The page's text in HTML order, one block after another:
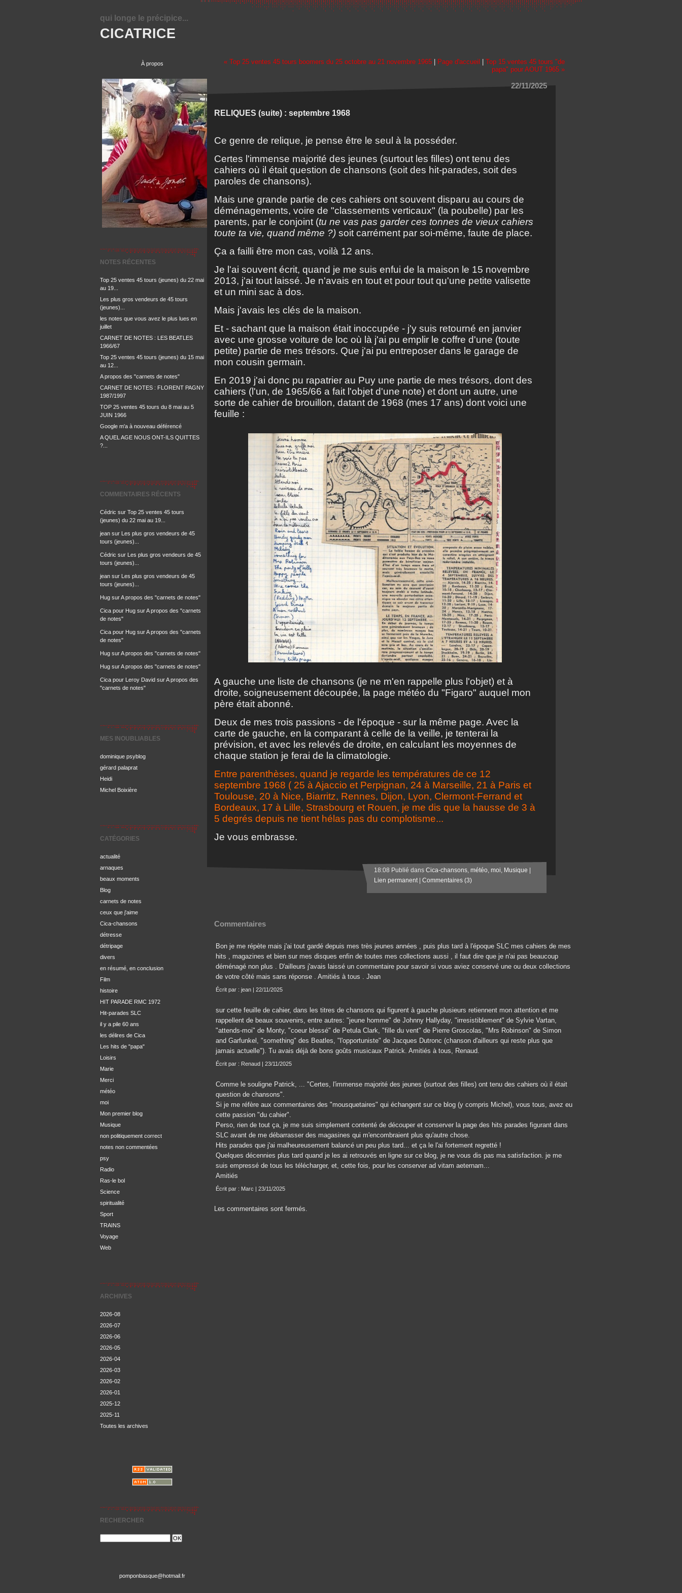
CICATRICE
qui longe le précipice...
À propos
NOTES RÉCENTES
Top 25 ventes 45 tours (jeunes) du 22 mai
au 19...
Les plus gros vendeurs de 45 tours
(jeunes)...
les notes que vous avez le plus lues en
juillet
CARNET DE NOTES : LES BEATLES
1966/67
Top 25 ventes 45 tours (jeunes) du 15 mai
au 12...
A propos des "carnets de notes"
CARNET DE NOTES : FLORENT PAGNY
1987/1997
TOP 25 ventes 45 tours du 8 mai au 5
JUIN 1966
Google m'a à nouveau déférencé
A QUEL AGE NOUS ONT-ILS QUITTES
?...
COMMENTAIRES RÉCENTS
Cédric sur Top 25 ventes 45 tours
(jeunes) du 22 mai au 19...
jean sur Les plus gros vendeurs de 45
tours (jeunes)...
Cédric sur Les plus gros vendeurs de 45
tours (jeunes)...
jean sur Les plus gros vendeurs de 45
tours (jeunes)...
Hug surA propos des "carnets de notes"
Cica pour Hug surA propos des "carnets
de notes"
Cica pour Hug surA propos des "carnets
de notes"
Hug surA propos des "carnets de notes"
Hug surA propos des "carnets de notes"
Cica pour Leroy David surA propos des
"carnets de notes"
MES INOUBLIABLES
dominique psyblog
gérard palaprat
Heidi
Michel Boixière
CATÉGORIES
actualité
arnaques
beaux moments
Blog
carnets de notes
ceux que j'aime
Cica-chansons
détresse
détripage
divers
en résumé, en conclusion
Film
histoire
HIT PARADE RMC 1972
Hit-parades SLC
il y a pile 60 ans
les délires de Cica
Les hits de "papa"
Loisirs
Marie
Merci
météo
moi
Mon premier blog
Musique
non politiquement correct
notes non commentées
psy
Radio
Ras-le bol
Science
spiritualité
Sport
TRAINS
Voyage
Web
ARCHIVES
2026-08
2026-07
2026-06
2026-05
2026-04
2026-03
2026-02
2026-01
2025-12
2025-11
Toutes les archives
RECHERCHER
pomponbasque@hotmail.fr
« Top 25 ventes 45 tours boomers du 25 octobre au 21 novembre 1965 Page d'accueil
Top 15 ventes 45 tours "de
papa" pour AOUT 1965 »
22/11/2025
RELIQUES (suite) : septembre 1968
Ce genre de relique, je pense être le seul à la posséder.
Certes l'immense majorité des jeunes (surtout les filles) ont tenu des
cahiers où il était question de chansons (soit des hit-parades, soit des
paroles de chansons).
Mais une grande partie de ces cahiers ont souvent disparu au cours de
déménagements, voire de "classements verticaux" (la poubelle) par les
parents, par le conjoint (tu ne vas pas garder ces tonnes de vieux cahiers
toute ta vie, quand même ?) soit carrément par soi-même, faute de place.
Ça a failli être mon cas, voilà 12 ans.
Je l'ai souvent écrit, quand je me suis enfui de la maison le 15 novembre
2013, j'ai tout laissé. Je n'avais en tout et pour tout qu'une petite valisette
et un mini sac à dos.
Mais j'avais les clés de la maison.
Et - sachant que la maison était inoccupée - j'y suis retourné en janvier
avec une grosse voiture de loc où là j'ai pu emplir le coffre d'une (toute
petite) partie de mes trésors. Que j'ai pu entreposer dans le garage de
mon cousin germain.
En 2019 j'ai donc pu rapatrier au Puy une partie de mes trésors, dont des
cahiers (l'un, de 1965/66 a fait l'objet d'une note) et dont un autre, une
sorte de cahier de brouillon, datant de 1968 (mes 17 ans) dont voici une
feuille :
A gauche une liste de chansons (je ne m'en rappelle plus l'objet) et à
droite, soigneusement découpée, la page météo du "Figaro" auquel mon
père était abonné.
Deux de mes trois passions - de l'époque - sur la même page. Avec la
carte de gauche, en la comparant à celle de la veille, je tenterai la
prévision, et avec les relevés de droite, en calculant les moyennes de
chaque station je ferai de la climatologie.
Entre parenthèses, quand je regarde les températures de ce 12
septembre 1968 ( 25 à Ajaccio et Perpignan, 24 à Marseille, 21 à Paris et
Toulouse, 20 à Nice, Biarritz, Rennes, Dijon, Lyon, Clermont-Ferrand et
Bordeaux, 17 à Lille, Strasbourg et Rouen, je me dis que la hausse de 3 à
5 degrés depuis ne tient hélas pas du complotisme...
Je vous embrasse.
18:08 Publié dans Cica-chansons, météo, moi, Musique
Lien permanent| Commentaires (3)
Commentaires
Bon je me répète mais j'ai tout gardé depuis mes très jeunes années , puis plus tard à l'époque SLC mes cahiers de mes
hits , magazines et bien sur mes disques enfin de toutes mes collections aussi , il faut dire que je n'ai pas beaucoup
déménagé non plus . D'ailleurs j'avais laissé un commentaire pour savoir si vous aviez conservé une ou deux collections
de votre côté mais sans réponse . Amitiés à tous . Jean
Écrit par : jean | 22/11/2025
sur cette feuille de cahier, dans les titres de chansons qui figurent à gauche plusieurs retiennent mon attention et me
rappellent de beaux souvenirs, entre autres: "jeune homme" de Johnny Hallyday, "irresistiblement" de Sylvie Vartan,
"attends-moi" de Monty, "coeur blessé" de Petula Clark, "fille du vent" de Pierre Groscolas, "Mrs Robinson" de Simon
and Garfunkel, "something" des Beatles, "l'opportuniste" de Jacques Dutronc (chanson d'ailleurs qui reste plus que
jamais actuelle"). Tu avais déjà de bons goûts musicaux Patrick. Amitiés à tous, Renaud.
Écrit par : Renaud | 23/11/2025
Comme le souligne Patrick, ... "Certes, l'immense majorité des jeunes (surtout des filles) ont tenu des cahiers où il était
question de chansons".
Si je me réfère aux commentaires des "mousquetaires" qui échangent sur ce blog (y compris Michel), vous tous, avez eu
cette passion "du cahier".
Perso, rien de tout ça, je me suis simplement contenté de découper et conserver la page des hits parades figurant dans
SLC avant de me débarrasser des magasines qui m'encombraient plus qu'autre chose.
Hits parades que j'ai malheureusement balancé un peu plus tard... et ça le l'ai fortement regretté !
Quelques décennies plus tard quand je les ai retrouvés en ligne sur ce blog, je ne vous dis pas ma satisfaction. je me
suis empressé de tous les télécharger, et, cette fois, pour les conserver ad vitam aeternam...
Amitiés
Écrit par : Marc | 23/11/2025
Les commentaires sont fermés.